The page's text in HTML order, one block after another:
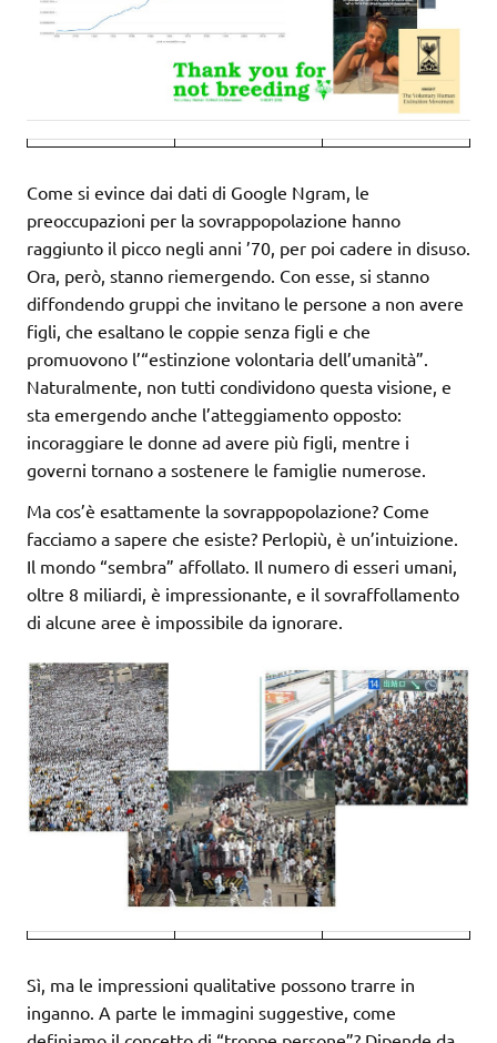
Come si evince dai dati di Google Ngram, le
preoccupazioni per la sovrappopolazione hanno
raggiunto il picco negli anni ’70, per poi cadere in disuso.
Ora, però, stanno riemergendo. Con esse, si stanno
diffondendo gruppi che invitano le persone a non avere
figli, che esaltano le coppie senza figli e che
promuovono l’“estinzione volontaria dell’umanità”.
Naturalmente, non tutti condividono questa visione, e
sta emergendo anche l’atteggiamento opposto:
incoraggiare le donne ad avere più figli, mentre i
governi tornano a sostenere le famiglie numerose.
Ma cos’è esattamente la sovrappopolazione? Come
facciamo a sapere che esiste? Perlopiù, è un’intuizione.
Il mondo “sembra” affollato. Il numero di esseri umani,
oltre 8 miliardi, è impressionante, e il sovraffollamento
di alcune aree è impossibile da ignorare.
Sì, ma le impressioni qualitative possono trarre in
inganno. A parte le immagini suggestive, come